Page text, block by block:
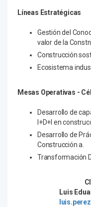
Líneas Estratégicas
Gestión del
valor de la
Construcción
Ecosistema
Mesas Operativas -
Desarrollo de
I+D+I en
Desarrollo de
Construcción a.
Transformación
Luis